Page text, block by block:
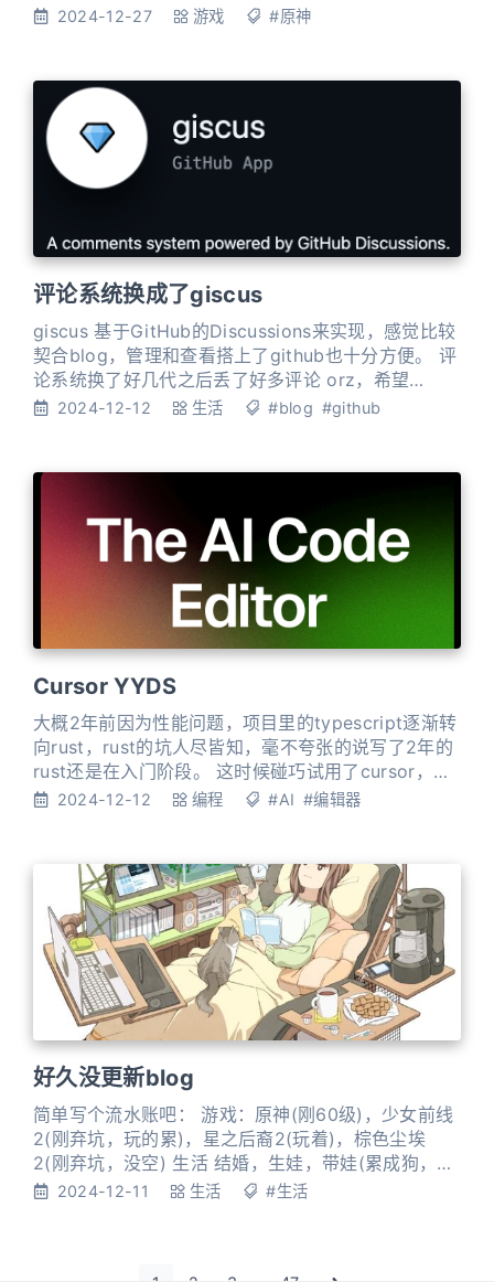
寻宝仪逛了一遍，剩下的探索度就随缘了。
2024-12-27 游戏 #原神
评论系统换成了giscus
giscus 基于GitHub的Discussions来实现，感觉比较
契合blog，管理和查看搭上了github也十分方便。 评
论系统换了好几代之后丢了好多评论 orz，希望
giscus能用长久点。
2024-12-12 生活 #blog #github
Cursor YYDS
大概2年前因为性能问题，项目里的typescript逐渐转
向rust，rust的坑人尽皆知，毫不夸张的说写了2年的
rust还是在入门阶段。 这时候碰巧试用了cursor，写
代码速度和质量直接起飞。很多时候把需求用文字写
是神器。 claude和cursor的组合实在太香了
2024-12-12 编程 #AI #编辑器
好久没更新blog
简单写个流水账吧： 游戏：原神(刚60级)，少女前线
2(刚弃坑，玩的累)，星之后裔2(玩着)，棕色尘埃
2(刚弃坑，没空) 生活 结婚，生娃，带娃(累成狗，睡
觉都不够时间)，亲戚串门。 买了2套房子，老家房子
2024-12-11 生活 #生活